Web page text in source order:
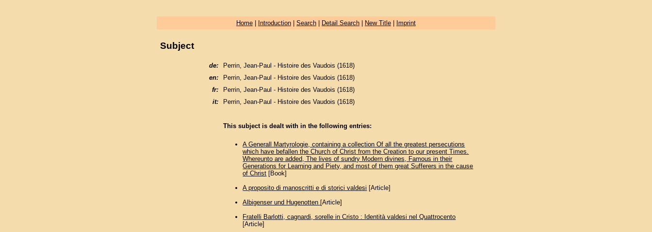
Home| Introduction| Search| Detail Search| New Title| Imprint
Subject
de:
Perrin, Jean-Paul - Histoire des Vaudois (1618)
en:
Perrin, Jean-Paul - Histoire des Vaudois (1618)
fr:
Perrin, Jean-Paul - Histoire des Vaudois (1618)
it:
Perrin, Jean-Paul - Histoire des Vaudois (1618)
This subject is dealt with in the following entries:
A Generall Martyrologie, containing a collection Of all the greatest persecutions
which have befallen the Church of Christ from the Creation to our present Times.
Whereunto are added, The lives of sundry Modern divines, Famous in their
Generations for Learning and Piety, and most of them great Sufferers in the cause
of Christ [Book]
A proposito di manoscritti e di storici valdesi [Article]
Albigenser und Hugenotten [Article]
Fratelli Barlotti, cagnardi, sorelle in Cristo : Identità valdesi nel Quattrocento
[Article]